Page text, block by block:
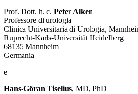
Prof. Dott. h. c. Peter Alken
Professore di urologia
Clinica Universitaria di Urologia,
Ruprecht-Karls-Universität Heidelberg
68135 Mannheim
Germania
e
Hans-Göran Tiselius, MD, PhD